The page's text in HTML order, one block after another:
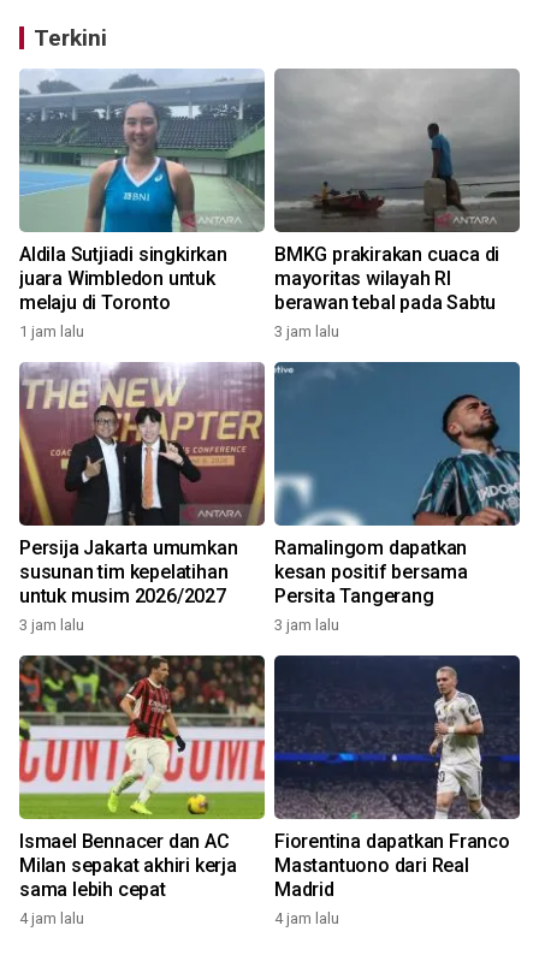
Terkini
Aldila Sutjiadi singkirkan
juara Wimbledon untuk
melaju di Toronto
1 jam lalu
BMKG prakirakan cuaca di
mayoritas wilayah RI
berawan tebal pada Sabtu
3 jam lalu
Persija Jakarta umumkan
susunan tim kepelatihan
untuk musim 2026/2027
3 jam lalu
Ramalingom dapatkan
kesan positif bersama
Persita Tangerang
3 jam lalu
Ismael Bennacer dan AC
Milan sepakat akhiri kerja
sama lebih cepat
4 jam lalu
Fiorentina dapatkan Franco
Mastantuono dari Real
Madrid
4 jam lalu